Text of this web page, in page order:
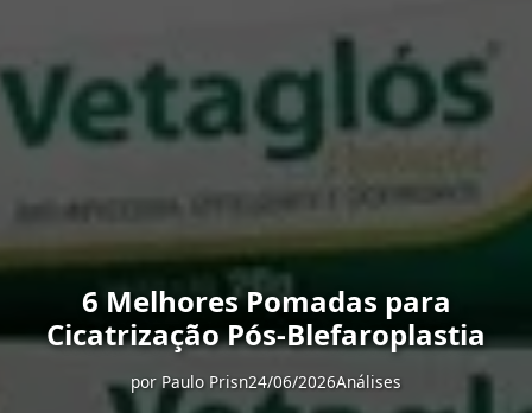
6 Melhores Pomadas para
Cicatrização Pós-Blefaroplastia
porPaulo Prisn24/06/2026Análises